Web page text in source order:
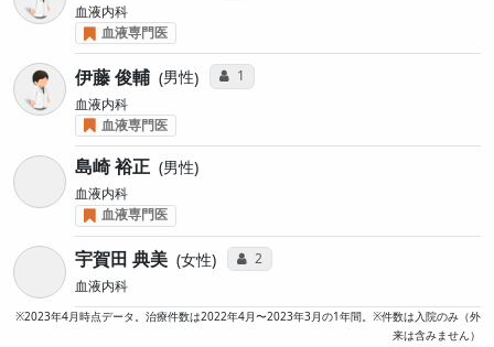
血液内科
血液専門医
伊藤 俊輔 男性 コミュニケーション・タイプ投票数
1
血液内科
血液専門医
島崎 裕正 男性
血液内科
血液専門医
宇賀田 典美 女性 コミュニケーション・タイプ投票数
2
血液内科
※2023年4月時点データ。治療件数は2022年4月〜2023年3月の1年間。※件数は入院のみ（外
来は含みません）